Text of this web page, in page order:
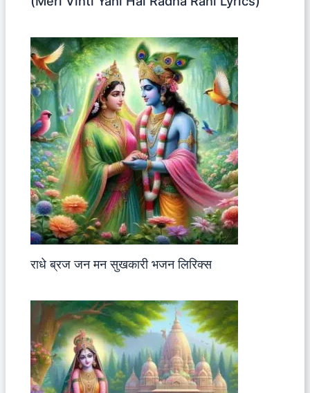
राधे ब्रज जन मन सुखकारी भजन लिरिक्स